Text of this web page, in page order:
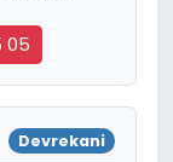
05
Devrekani